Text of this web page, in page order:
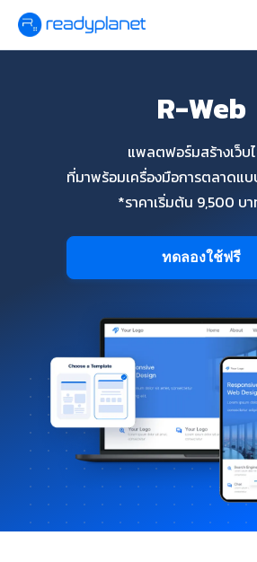
R-Web
แพลตฟอร์มสร้างเว็บ
ที่มาพร้อมเครื่องมือการตลาดแ
*ราคาเริ่มต้น 9,500 บ
ทดลองใช้ฟรี